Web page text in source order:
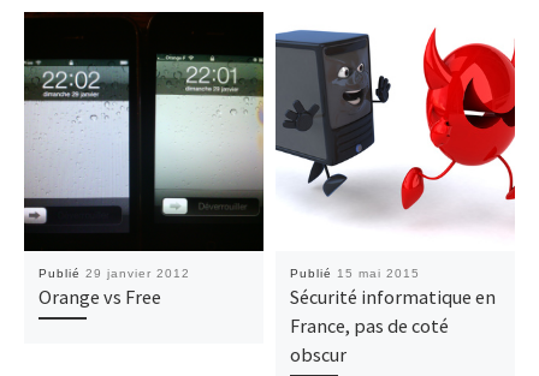
Publié 29 janvier 2012
Orange vs Free
Publié 15 mai 2015
Sécurité informatique en
France, pas de coté
obscur